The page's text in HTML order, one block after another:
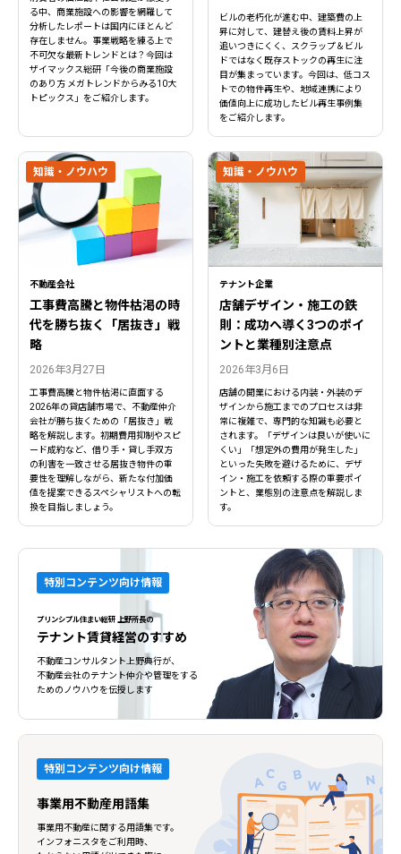
る中、商業施設への影響を網羅して
分析したレポートは国内にほとんど
存在しません。事業戦略を練る上で
不可欠な最新トレンドとは？今回は
ザイマックス総研「今後の商業施設
のあり方 メガトレンドからみる10大
トピックス」をご紹介します。
ビルの老朽化が進む中、建築費の上
昇に対して、建替え後の賃料上昇が
追いつきにくく、スクラップ＆ビル
ドではなく既存ストックの再生に注
目が集まっています。今回は、低コス
トでの物件再生や、地域連携により
価値向上に成功したビル再生事例集
をご紹介します。
不動産会社
工事費高騰と物件枯渇の時
代を勝ち抜く「居抜き」戦
略
2026年3月27日
工事費高騰と物件枯渇に直面する
2026年の貸店舗市場で、不動産仲介
会社が勝ち抜くための「居抜き」戦
略を解説します。初期費用抑制やスピ
ード成約など、借り手・貸し手双方
の利害を一致させる居抜き物件の重
要性を理解しながら、新たな付加価
値を提案できるスペシャリストへの転
換を目指しましょう。
知識・ノウハウ
テナント企業
店舗デザイン・施工の鉄
則：成功へ導く3つのポイ
ントと業種別注意点
2026年3月6日
店舗の開業における内装・外装のデ
ザインから施工までのプロセスは非
常に複雑で、専門的な知識も必要と
されます。「デザインは良いが使いに
くい」「想定外の費用が発生した」
といった失敗を避けるために、デザ
イン・施工を依頼する際の重要ポイ
ントと、業態別の注意点を解説しま
す。
知識・ノウハウ
特別コンテンツ向け情報
プリンシプル住まい総研 上野所長の
テナント賃貸経営のすすめ
不動産コンサルタント上野典行が、
不動産会社のテナント仲介や管理をする
ためのノウハウを伝授します
特別コンテンツ向け情報
事業用不動産用語集
事業用不動産に関する用語集です。
インフォニスタをご利用時、